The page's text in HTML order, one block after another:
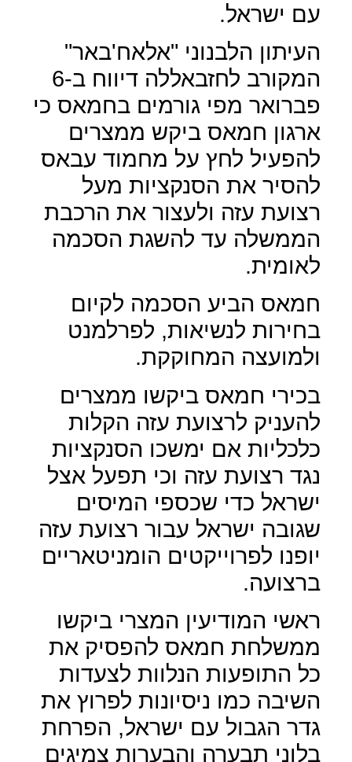
עם ישראל.
העיתון הלבנוני "אלאח'באר"
המקורב לחזבאללה דיווח ב-6
פברואר מפי גורמים בחמאס כי
ארגון חמאס ביקש ממצרים
להפעיל לחץ על מחמוד עבאס
להסיר את הסנקציות מעל
רצועת עזה ולעצור את הרכבת
הממשלה עד להשגת הסכמה
לאומית.
חמאס הביע הסכמה לקיום
בחירות לנשיאות, לפרלמנט
ולמועצה המחוקקת.
בכירי חמאס ביקשו ממצרים
להעניק לרצועת עזה הקלות
כלכליות אם ימשכו הסנקציות
נגד רצועת עזה וכי תפעל אצל
ישראל כדי שכספי המיסים
שגובה ישראל עבור רצועת עזה
יופנו לפרוייקטים הומניטאריים
ברצועה.
ראשי המודיעין המצרי ביקשו
ממשלחת חמאס להפסיק את
כל התופעות הנלוות לצעדות
השיבה כמו ניסיונות לפרוץ את
גדר הגבול עם ישראל, הפרחת
בלוני תבערה והבערות צמיגים